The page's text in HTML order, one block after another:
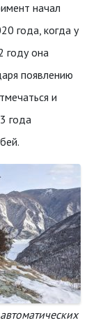
начал
года, когда у
году она
появлению
и
года